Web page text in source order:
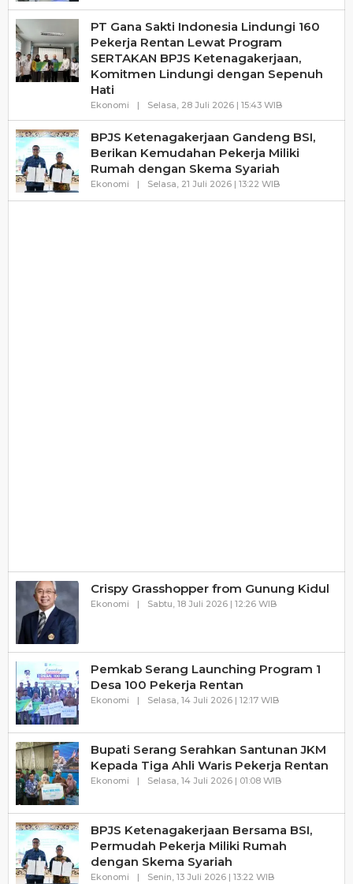
PT Gana Sakti Indonesia Lindungi 160
Pekerja Rentan Lewat Program
SERTAKAN BPJS Ketenagakerjaan,
Komitmen Lindungi dengan Sepenuh
Hati
Ekonomi | Selasa, 28 Juli 2026 | 15:43 WIBOleh
BPJS Ketenagakerjaan Gandeng BSI,
Berikan Kemudahan Pekerja Miliki
Rumah dengan Skema Syariah
Ekonomi | Selasa, 21 Juli 2026 | 13:22 WIBOleh
Crispy Grasshopper from Gunung Kidul
Ekonomi | Sabtu, 18 Juli 2026 | 12:26 WIBOleh
Pemkab Serang Launching Program 1
Desa 100 Pekerja Rentan
Ekonomi | Selasa, 14 Juli 2026 | 12:17 WIBOleh
Bupati Serang Serahkan Santunan JKM
Kepada Tiga Ahli Waris Pekerja Rentan
Ekonomi | Selasa, 14 Juli 2026 | 01:08 WIBOleh
BPJS Ketenagakerjaan Bersama BSI,
Permudah Pekerja Miliki Rumah
dengan Skema Syariah
Ekonomi | Senin, 13 Juli 2026 | 13:22 WIBOleh